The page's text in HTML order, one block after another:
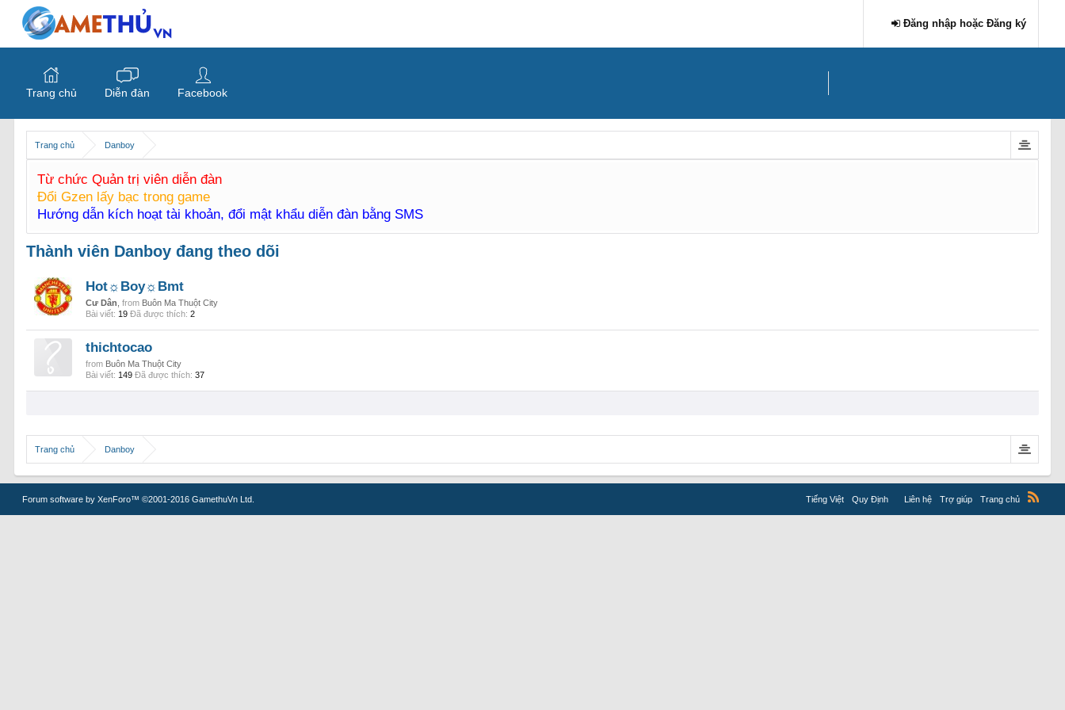
Trang chủ Danboy
Từ chức Quản trị viên diễn đàn
Đổi Gzen lấy bạc trong game
Hướng dẫn kích hoạt tài khoản, đổi mật khẩu diễn đàn bằng SMS
Thành viên Danboy đang theo dõi
Hot☼Boy☼Bmt
Cư Dân ,from Buôn Ma Thuột City
Bài viết: 19 Đã được thích: 2
thichtocao
from Buôn Ma Thuột City
Bài viết: 149 Đã được thích: 37
Trang chủ Danboy
Đăng nhập hoặc Đăng ký
Trang chủ Diễn đàn Facebook
Forum software by XenForo™©2001-2016 GamethuVn Ltd. Tiếng Việt Quy Định Liên hệ Trợ giúp Trang chủ